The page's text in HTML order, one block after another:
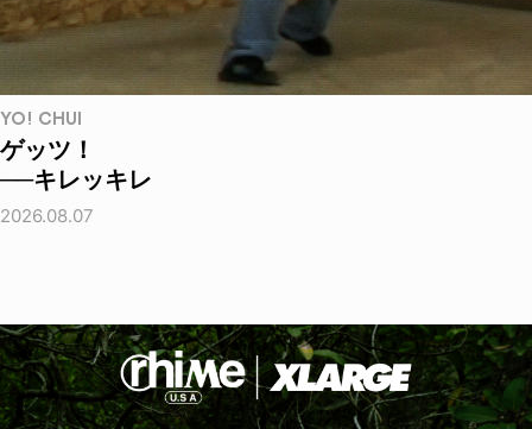
YO! CHUI
ゲッツ！
──キレッキレ
2026.08.07